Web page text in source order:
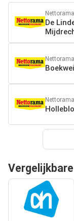
Nettorama
De
Nettorama
Nettorama